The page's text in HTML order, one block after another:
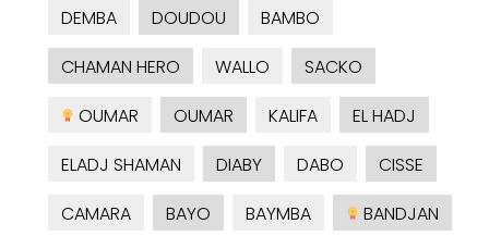
DEMBA
DOUDOU
BAMBO
CHAMAN HERO
WALLO
SACKO
OUMAR
OUMAR KALIFA
EL HADJ
ELADJ SHAMAN
DIABY DABO
CISSE
CAMARA
BAYO BAYMBA
BANDJAN